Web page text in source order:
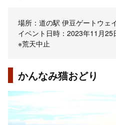
場所：道の駅 伊豆ゲートウェ
イベント日時：2023年11月
※荒天中止
かんなみ猫おどり